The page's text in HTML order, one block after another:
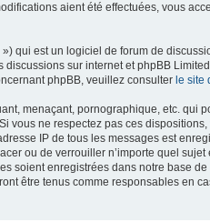
aient été effectuées, vous
qui est un logiciel de forum de
sur internet et phpBB
phpBB, veuillez consulter le site
menaçant, pornographique, etc. qui
ne respectez pas ces
IP de tous les messages est
ou de verrouiller n’importe quel
soient enregistrées dans notre base
être tenus comme responsables en